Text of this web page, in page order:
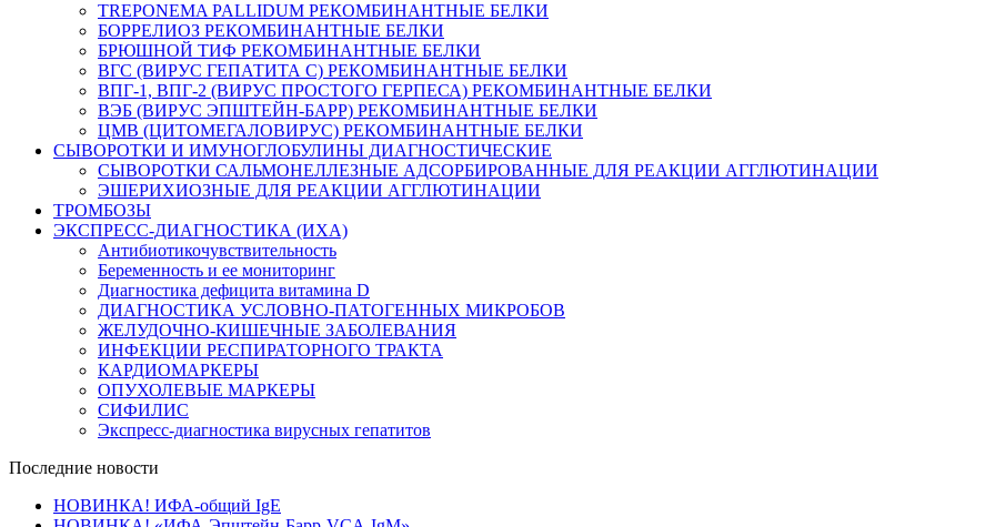
TREPONEMA PALLIDUM РЕКОМБИНАНТНЫЕ БЕЛКИ
БОРРЕЛИОЗ РЕКОМБИНАНТНЫЕ БЕЛКИ
БРЮШНОЙ ТИФ РЕКОМБИНАНТНЫЕ БЕЛКИ
ВГС (ВИРУС ГЕПАТИТА С) РЕКОМБИНАНТНЫЕ БЕЛКИ
ВПГ-1, ВПГ-2 (ВИРУС ПРОСТОГО ГЕРПЕСА) РЕКОМБИНАНТНЫЕ БЕЛКИ
ВЭБ (ВИРУС ЭПШТЕЙН-БАРР) РЕКОМБИНАНТНЫЕ БЕЛКИ
ЦМВ (ЦИТОМЕГАЛОВИРУС) РЕКОМБИНАНТНЫЕ БЕЛКИ
СЫВОРОТКИ И ИМУНОГЛОБУЛИНЫ ДИАГНОСТИЧЕСКИЕ
СЫВОРОТКИ САЛЬМОНЕЛЛЕЗНЫЕ АДСОРБИРОВАННЫЕ ДЛЯ РЕАКЦИИ АГГЛЮТИНАЦИИ
ЭШЕРИХИОЗНЫЕ ДЛЯ РЕАКЦИИ АГГЛЮТИНАЦИИ
ТРОМБОЗЫ
ЭКСПРЕСС-ДИАГНОСТИКА (ИХА)
Антибиотикочувствительность
Беременность и ее мониторинг
Диагностика дефицита витамина D
ДИАГНОСТИКА УСЛОВНО-ПАТОГЕННЫХ МИКРОБОВ
ЖЕЛУДОЧНО-КИШЕЧНЫЕ ЗАБОЛЕВАНИЯ
ИНФЕКЦИИ РЕСПИРАТОРНОГО ТРАКТА
КАРДИОМАРКЕРЫ
ОПУХОЛЕВЫЕ МАРКЕРЫ
СИФИЛИС
Экспресс-диагностика вирусных гепатитов
Последние новости
НОВИНКА! ИФА-общий IgE